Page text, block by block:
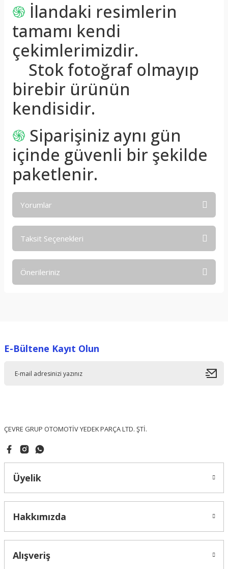
֍ İlandaki resimlerin
tamamı kendi
çekimlerimizdir.
Stok fotoğraf olmayıp
birebir ürünün
kendisidir.
֍ Siparişiniz aynı gün
içinde güvenli bir şekilde
paketlenir.
Yorumlar
Taksit Seçenekleri
Önerileriniz
Ürün resmi kalitesiz, bozuk veya görüntülenemiyor.
E-Bültene Kayıt Olun
ÇEVRE GRUP OTOMOTİV YEDEK PARÇA LTD. ŞTİ.
Üyelik
Hakkımızda
Alışveriş